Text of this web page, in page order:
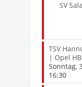
SV
TSV
| Opel
Sonntag,
16:30